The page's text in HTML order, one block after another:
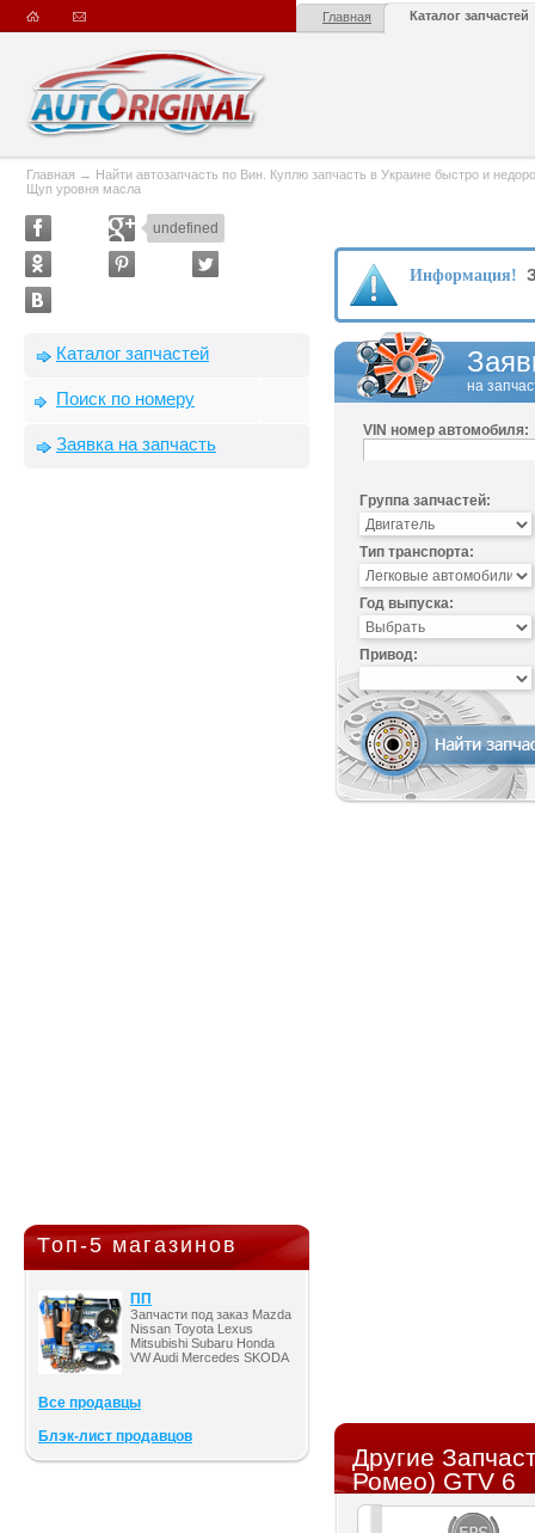
Главная Каталог запчастей
Главная → Найти автозапчасть по Вин. Куплю запчасть в Украине быстро и
Щуп уровня масла
undefined
Каталог запчастей
Поиск по номеру
Заявка на запчасть
Топ-5 магазинов
ПП
Запчасти под заказ Mazda
Nissan Toyota Lexus
Mitsubishi Subaru Honda
VW Audi Mercedes SKODA
Все продавцы
Блэк-лист продавцов
Информация!
на
VIN номер автомобиля:
Группа запчастей:
Тип транспорта:
Год выпуска:
Привод:
Другие
Ромео) GTV 6